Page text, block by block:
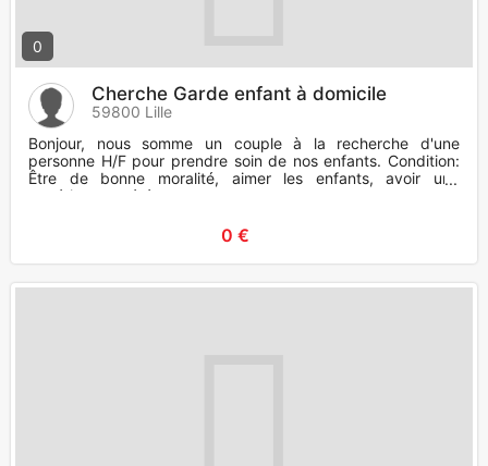
0
Cherche Garde enfant à domicile
59800 Lille
Bonjour, nous somme un couple à la recherche d'une
personne H/F pour prendre soin de nos enfants. Condition:
Être de bonne moralité, aimer les enfants, avoir une
expérience avérée
0 €